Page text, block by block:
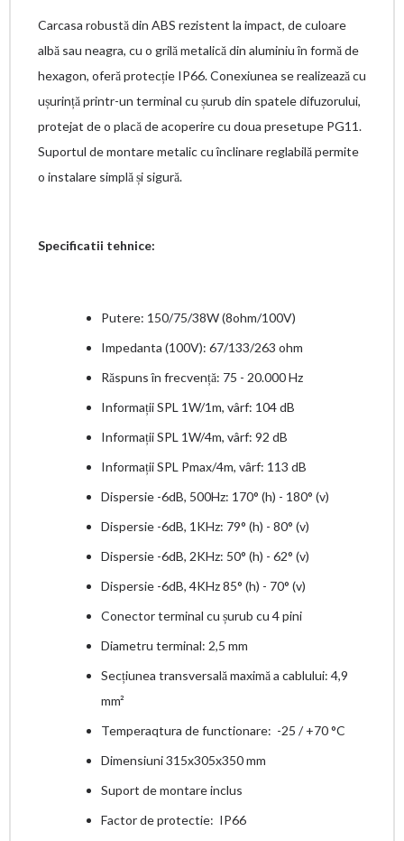
Carcasa robustă din ABS rezistent la impact, de culoare
albă sau neagra, cu o grilă metalică din aluminiu în formă de
hexagon, oferă protecție IP66. Conexiunea se realizează cu
ușurință printr-un terminal cu șurub din spatele difuzorului,
protejat de o placă de acoperire cu doua presetupe PG11.
Suportul de montare metalic cu înclinare reglabilă permite
o instalare simplă și sigură.
Specificatii tehnice:
Putere: 150/75/38W (8ohm/100V)
Impedanta (100V): 67/133/263 ohm
Răspuns în frecvență: 75 - 20.000 Hz
Informații SPL 1W/1m, vârf: 104 dB
Informații SPL 1W/4m, vârf: 92 dB
Informații SPL Pmax/4m, vârf: 113 dB
Dispersie -6dB, 500Hz: 170° (h) - 180° (v)
Dispersie -6dB, 1KHz: 79° (h) - 80° (v)
Dispersie -6dB, 2KHz: 50° (h) - 62° (v)
Dispersie -6dB, 4KHz 85° (h) - 70° (v)
Conector terminal cu șurub cu 4 pini
Diametru terminal: 2,5 mm
Secțiunea transversală maximă a cablului: 4,9
mm²
Temperaqtura de functionare: -25 / +70 °C
Dimensiuni 315x305x350 mm
Suport de montare inclus
Factor de protectie: IP66